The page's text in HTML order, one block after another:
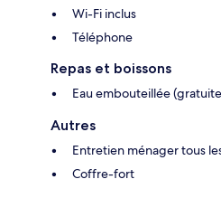
Wi-Fi inclus
Téléphone
Repas et boissons
Eau embouteillée
Autres
Entretien ménager tous
Coffre-fort